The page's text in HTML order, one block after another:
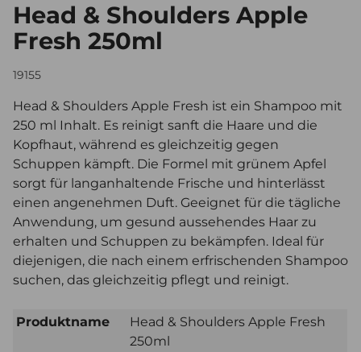
Head & Shoulders Apple
Fresh 250ml
19155
Head & Shoulders Apple Fresh ist ein Shampoo mit
250 ml Inhalt. Es reinigt sanft die Haare und die
Kopfhaut, während es gleichzeitig gegen
Schuppen kämpft. Die Formel mit grünem Apfel
sorgt für langanhaltende Frische und hinterlässt
einen angenehmen Duft. Geeignet für die tägliche
Anwendung, um gesund aussehendes Haar zu
erhalten und Schuppen zu bekämpfen. Ideal für
diejenigen, die nach einem erfrischenden Shampoo
suchen, das gleichzeitig pflegt und reinigt.
Produktname
Head & Shoulders Apple Fresh
250ml